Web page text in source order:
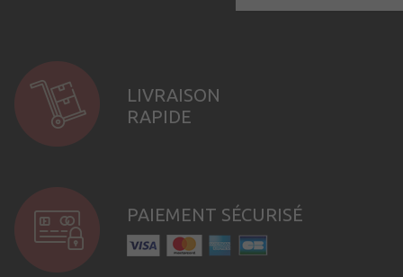
LIVRAISON
RAPIDE
PAIEMENT SÉCURISÉ